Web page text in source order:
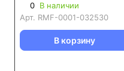
0 В наличии
Арт. RMF-0001-032530
В корзину